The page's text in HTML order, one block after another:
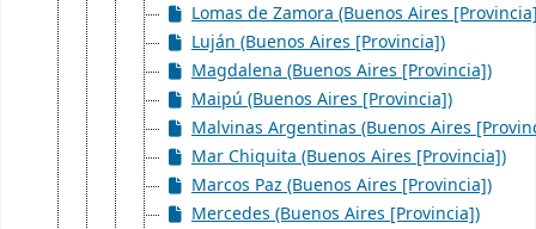
Lomas de Zamora (Buenos Aires
Luján (Buenos Aires [Provincia])
Magdalena (Buenos Aires [Provincia])
Maipú (Buenos Aires [Provincia])
Malvinas Argentinas (Buenos Aires
Mar Chiquita (Buenos Aires [Provincia])
Marcos Paz (Buenos Aires [Provincia])
Mercedes (Buenos Aires [Provincia])